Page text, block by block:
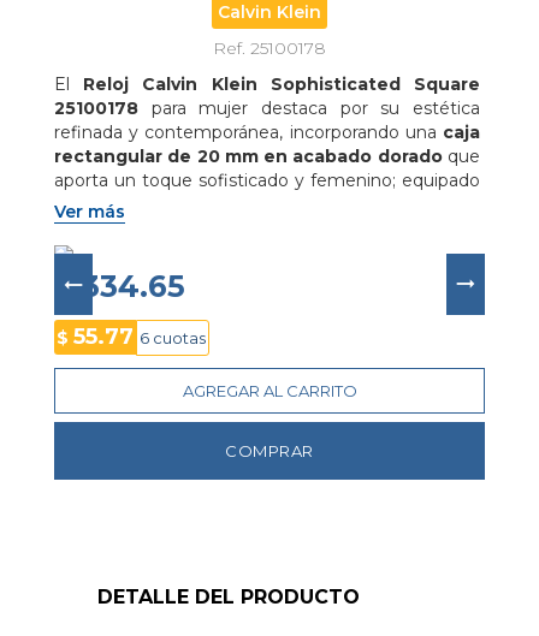
Calvin Klein
Ref. 25100178
El Reloj Calvin Klein Sophisticated Square
25100178 para mujer destaca por su estética
refinada y contemporánea, incorporando una caja
rectangular de 20 mm en acabado dorado que
aporta un toque sofisticado y femenino; equipado
con movimiento de cuarzo
pantalla analógica
complementa con un
con
cierre de hebilla deslizante
que brinda ajuste
cómodo y seguro, además de
agua de hasta 30 metros
accesorio ideal para elevar looks formales o
casuales con la elegancia minimalista característica
Ver más
$ 334.65
$ 55.77 6 cuotas
AGREGAR AL CARRITO
COMPRAR
DETALLE DEL PRODUCTO